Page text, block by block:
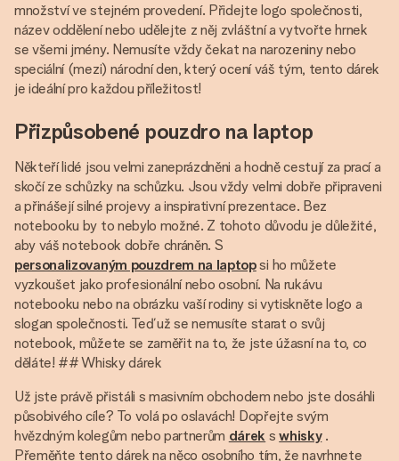
množství ve stejném provedení. Přidejte logo společnosti,
název oddělení nebo udělejte z něj zvláštní a vytvořte hrnek
se všemi jmény. Nemusíte vždy čekat na narozeniny nebo
speciální (mezi) národní den, který ocení váš tým, tento dárek
je ideální pro každou příležitost!
Přizpůsobené pouzdro na laptop
Někteří lidé jsou velmi zaneprázdněni a hodně cestují za prací a
skočí ze schůzky na schůzku. Jsou vždy velmi dobře připraveni
a přinášejí silné projevy a inspirativní prezentace. Bez
notebooku by to nebylo možné. Z tohoto důvodu je důležité,
aby váš notebook dobře chráněn. S
personalizovaným pouzdrem na laptopsi ho můžete
vyzkoušet jako profesionální nebo osobní. Na rukávu
notebooku nebo na obrázku vaší rodiny si vytiskněte logo a
slogan společnosti. Teď už se nemusíte starat o svůj
notebook, můžete se zaměřit na to, že jste úžasní na to, co
děláte! ## Whisky dárek
Už jste právě přistáli s masivním obchodem nebo jste dosáhli
působivého cíle? To volá po oslavách! Dopřejte svým
hvězdným kolegům nebo partnerům dárek swhisky.
Přeměňte tento dárek na něco osobního tím, že navrhnete